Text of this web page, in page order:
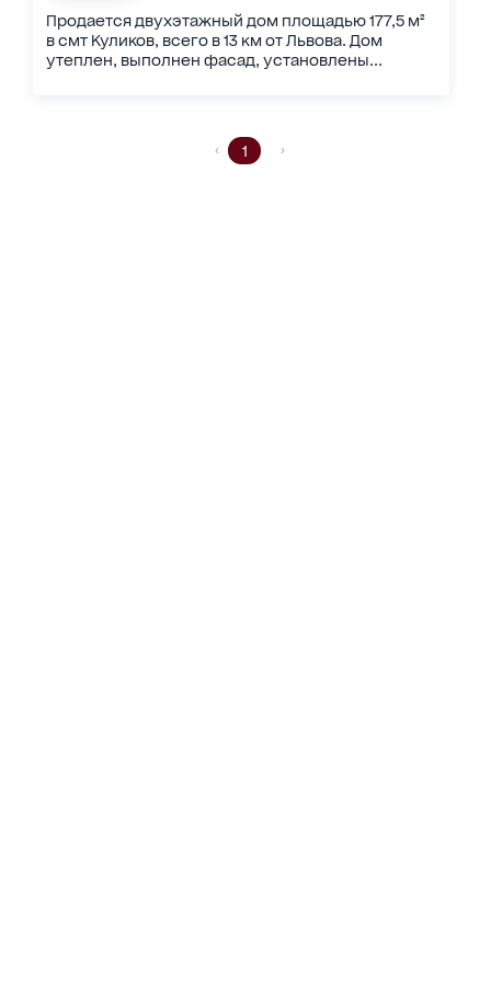
Продается двухэтажный дом площадью 177,5 м²
в смт Куликов, всего в 13 км от Львова. Дом
утеплен, выполнен фасад, установлены...
1